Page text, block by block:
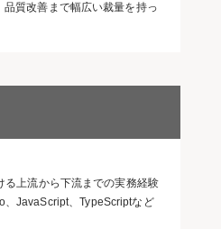
品質改善まで幅広い裁量を持っ
る上流から下流までの実務経験
、JavaScript、TypeScriptなど